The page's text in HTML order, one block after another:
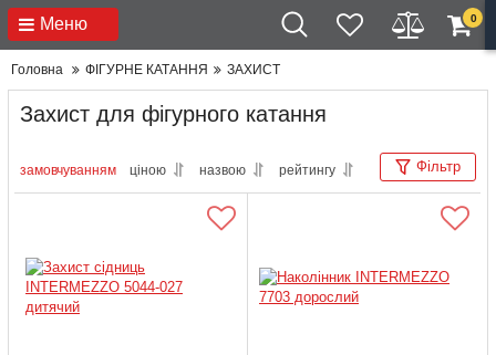
Меню 0
Головна ФІГУРНЕ КАТАННЯ ЗАХИСТ
Захист для фігурного катання
замовчуванням ціною назвою рейтингу Фільтр